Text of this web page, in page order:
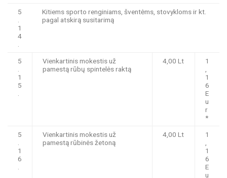
5
.
1
4
.
Kitiems sporto renginiams, šventėms, stovykloms ir kt.
pagal atskirą susitarimą
5
.
1
5
.
Vienkartinis mokestis už
pamestą rūbų spintelės raktą
4,00 Lt
1
,
1
6
E
u
r
*
5
.
1
6
.
Vienkartinis mokestis už
pamestą rūbinės žetoną
4,00 Lt
1
,
1
6
E
u